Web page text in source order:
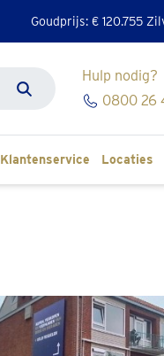
Goudprijs: € 120.755
Zoeken
Hulp nodig?
0800 26
Klantenservice Locaties